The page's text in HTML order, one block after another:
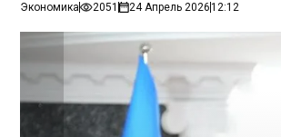
Экономика 2051 24 Апрель 202612:12